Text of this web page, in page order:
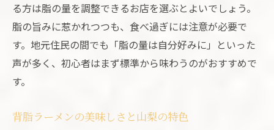
る方は脂の量を調整できるお店を選ぶとよいでしょう。
脂の旨みに惹かれつつも、食べ過ぎには注意が必要で
す。地元住民の間でも「脂の量は自分好みに」といった
声が多く、初心者はまず標準から味わうのがおすすめで
す。
背脂ラーメンの美味しさと山梨の特色